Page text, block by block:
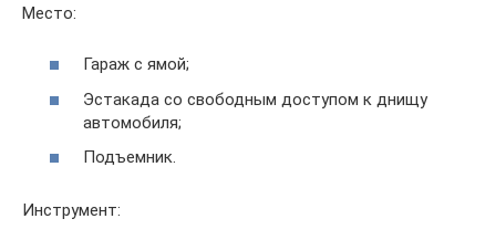
Место:
Гараж с ямой;
Эстакада со свободным доступом к днищу
автомобиля;
Подъемник.
Инструмент: